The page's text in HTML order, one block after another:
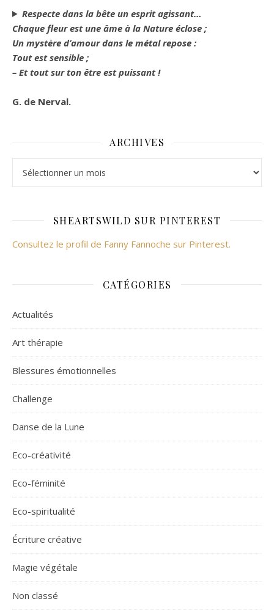
Respecte dans la bête un esprit agissant…
Chaque fleur est une âme à la Nature éclose ;
Un mystère d’amour dans le métal repose :
Tout est sensible ;
– Et tout sur ton être est puissant !
G. de Nerval.
ARCHIVES
SHEARTSWILD SUR PINTEREST
Consultez le profil de Fanny Fannoche sur Pinterest.
CATÉGORIES
Actualités
Art thérapie
Blessures émotionnelles
Challenge
Danse de la Lune
Eco-créativité
Eco-féminité
Eco-spiritualité
Écriture créative
Magie végétale
Non classé